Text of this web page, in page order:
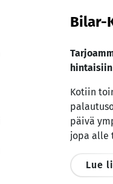
Bilar-
Kotiin
päivä
jopa alle
Lue